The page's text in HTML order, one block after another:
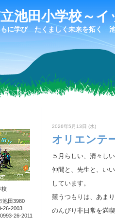
池田小学校～
に学び たくましく未来を拓く
校
池田3980
2003
26-2011
2026年5月13日 (水)
オリエンテ
５月らしい、清々し
仲間と、先生と、い
しています。
競うつもりは、あまり
のんびり非日常を満